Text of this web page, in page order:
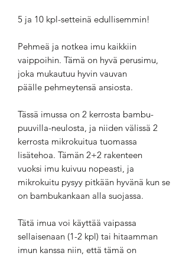
5 ja 10 kpl-setteinä edullisemmin!
Pehmeä ja notkea imu kaikkiin
vaippoihin. Tämä on hyvä perusimu,
joka mukautuu hyvin vauvan
päälle pehmeytensä ansiosta.
Tässä imussa on 2 kerrosta bambu-
puuvilla-neulosta, ja niiden välissä 2
kerrosta mikrokuitua tuomassa
lisätehoa. Tämän 2+2 rakenteen
vuoksi imu kuivuu nopeasti, ja
mikrokuitu pysyy pitkään hyvänä kun se
on bambukankaan alla suojassa.
Tätä imua voi käyttää vaipassa
sellaisenaan (1-2 kpl) tai hitaamman
imun kanssa niin, että tämä on